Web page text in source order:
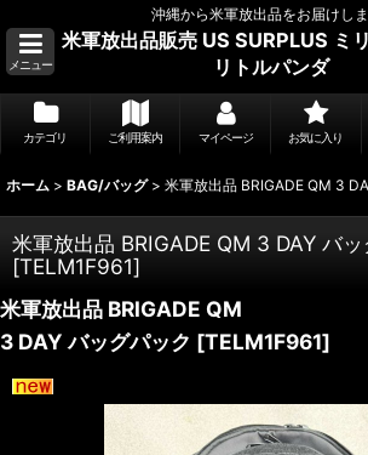
沖縄から米軍放出品をお届けし
メニュー
米軍放出品販売 US SURPLUS ミ
リトルパンダ
カテゴリ ご利用案内 マイページ お気に入り
ホーム > BAG/バッグ > 米軍放出品 BRIGADE QM 3
米軍放出品 BRIGADE QM 3 DAY バッ
[TELM1F961]
米軍放出品 BRIGADE QM
3 DAY バッグパック [TELM1F961]